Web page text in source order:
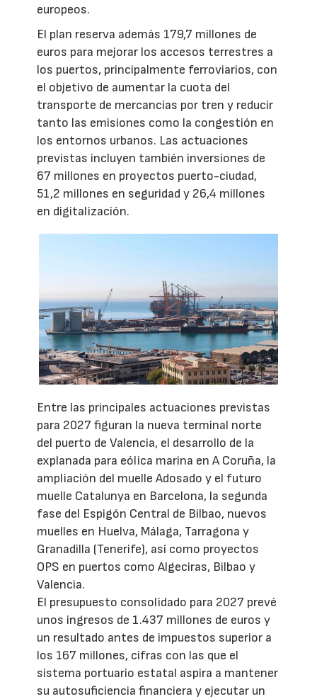
europeos.
El plan reserva además 179,7 millones de
euros para mejorar los accesos terrestres a
los puertos, principalmente ferroviarios, con
el objetivo de aumentar la cuota del
transporte de mercancías por tren y reducir
tanto las emisiones como la congestión en
los entornos urbanos. Las actuaciones
previstas incluyen también inversiones de
67 millones en proyectos puerto-ciudad,
51,2 millones en seguridad y 26,4 millones
en digitalización.
Entre las principales actuaciones previstas
para 2027 figuran la nueva terminal norte
del puerto de Valencia, el desarrollo de la
explanada para eólica marina en A Coruña, la
ampliación del muelle Adosado y el futuro
muelle Catalunya en Barcelona, la segunda
fase del Espigón Central de Bilbao, nuevos
muelles en Huelva, Málaga, Tarragona y
Granadilla (Tenerife), así como proyectos
OPS en puertos como Algeciras, Bilbao y
Valencia.
El presupuesto consolidado para 2027 prevé
unos ingresos de 1.437 millones de euros y
un resultado antes de impuestos superior a
los 167 millones, cifras con las que el
sistema portuario estatal aspira a mantener
su autosuficiencia financiera y ejecutar un